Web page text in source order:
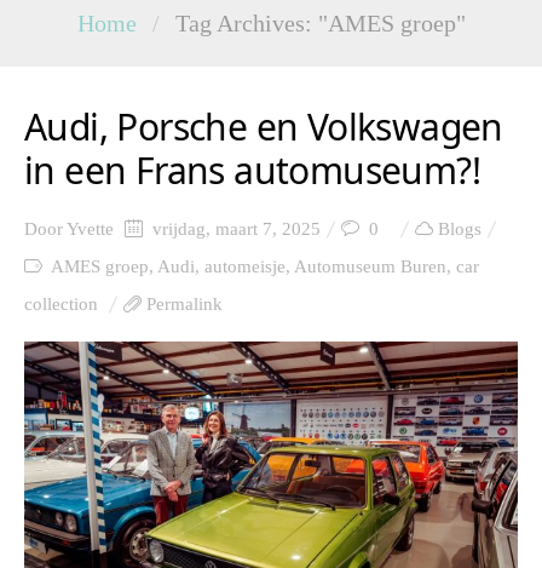
Home / Tag Archives: "AMES groep"
Audi, Porsche en Volkswagen
in een Frans automuseum?!
DoorYvette vrijdag, maart 7, 2025 0
Blogs
AMES groep, Audi, automeisje, Automuseum Buren, car
collection
Permalink